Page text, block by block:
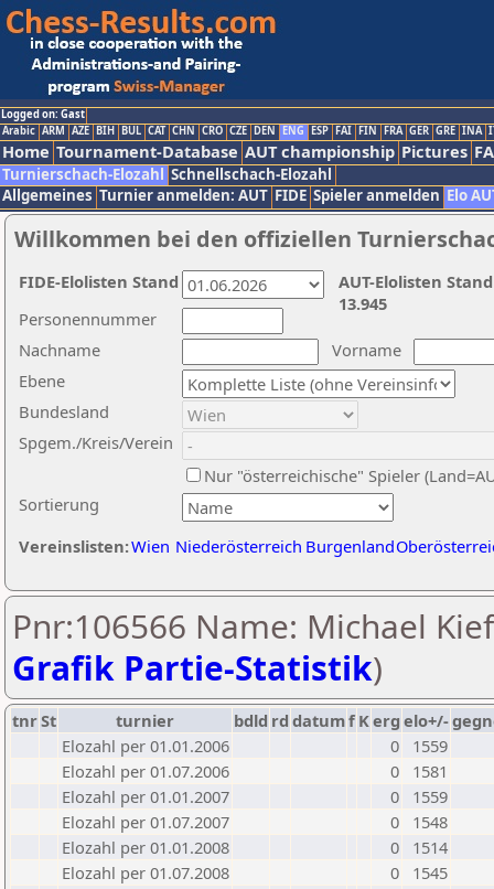
Logged on: Gast
Arabic ARM AZE BIH BUL CAT CHN CRO CZE DEN ENG ESP FAI FIN FRA GER GRE INA
Home Tournament-Database AUT championship Pictures
Turnierschach-Elozahl Schnellschach-Elozahl
Allgemeines Turnier anmelden: AUT FIDE Spieler anmelden Elo
Willkommen bei den offiziellen
Nachname
Vorname
Ebene
Sortierung
Personennummer
Bundesland
Spgem./Kreis/Verein
Nur "österreichische" Spieler
Vereinslisten:Wien Niederösterreich Burgenland
AUT-Elolisten
13.945
FIDE-Elolisten Stand
Pnr:106566 Name: Michael
Grafik Partie-Statistik)
tnrSt turnier bdld rd datumf Kerg elo+/-
Elozahl per 01.01.2006
0
1559
Elozahl per 01.07.2006
0
1581
Elozahl per 01.01.2007
0
1559
Elozahl per 01.07.2007
0
1548
Elozahl per 01.01.2008
0
1514
Elozahl per 01.07.2008
0
1545